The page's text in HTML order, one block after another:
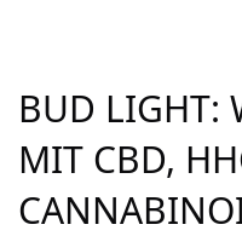
BUD LIGHT:
MIT CBD,